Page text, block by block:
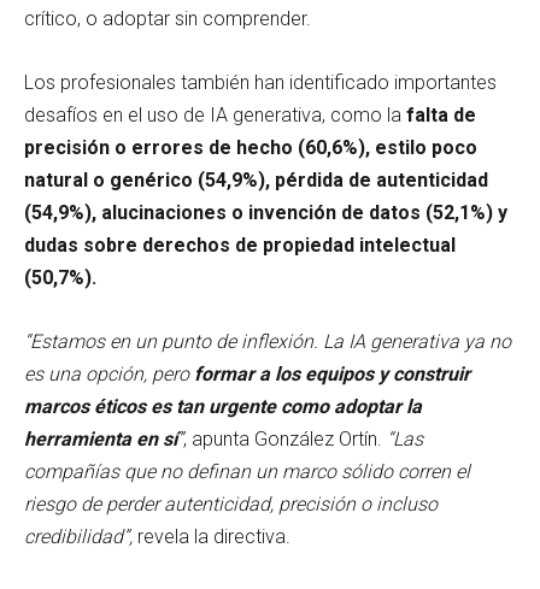
crítico, o adoptar sin comprender.
Los profesionales también han identificado importantes
desafíos en el uso de IA generativa, como la falta de
precisión o errores de hecho (60,6%), estilo poco
natural o genérico (54,9%), pérdida de autenticidad
(54,9%), alucinaciones o invención de datos (52,1%) y
dudas sobre derechos de propiedad intelectual
(50,7%).
“Estamos en un punto de inflexión. La IA generativa ya no
es una opción, pero formar a los equipos y construir
marcos éticos es tan urgente como adoptar la
herramienta en sí”, apunta González Ortín. “Las
compañías que no definan un marco sólido corren el
riesgo de perder autenticidad, precisión o incluso
credibilidad”, revela la directiva.